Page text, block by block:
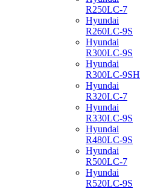
R250LC-7
Hyundai
R260LC-9S
Hyundai
R300LC-9S
Hyundai
R300LC-9SH
Hyundai
R320LC-7
Hyundai
R330LC-9S
Hyundai
R480LC-9S
Hyundai
R500LC-7
Hyundai
R520LC-9S